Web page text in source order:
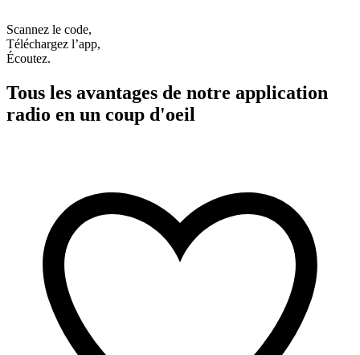
Scannez le code,
Téléchargez l’app,
Écoutez.
Tous les avantages de notre application
radio en un coup d'oeil